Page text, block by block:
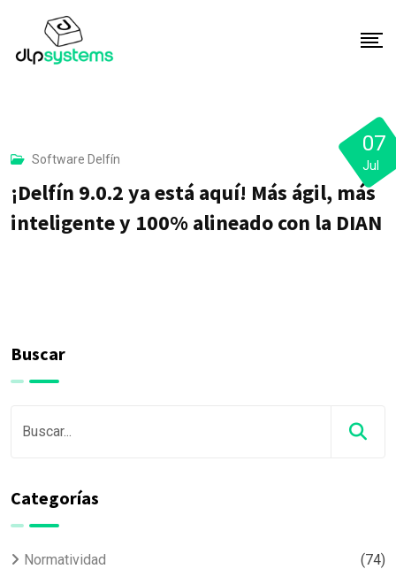
Software Delfín
¡Delfín 9.0.2 ya está aquí! Más ágil, más
inteligente y 100% alineado con la DIAN
07
Jul
Buscar
Categorías
Normatividad (74)